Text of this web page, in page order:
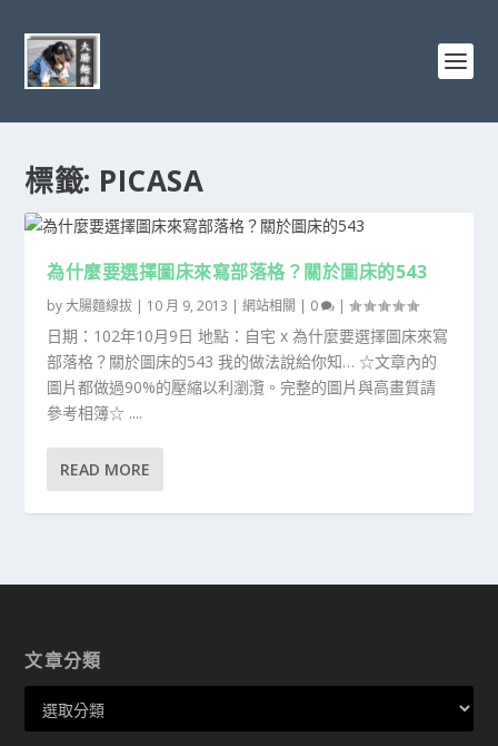
標籤: PICASA
為什麼要選擇圖床來寫部落格？關於圖床的543
by大腸麵線拔 | 10 月 9, 2013 |網站相關 | 0 |
日期：102年10月9日 地點：自宅 x 為什麼要選擇圖床來寫
部落格？關於圖床的543 我的做法說給你知… ☆文章內的
圖片都做過90%的壓縮以利瀏灠。完整的圖片與高畫質請
參考相簿☆ ....
READ MORE
文章分類